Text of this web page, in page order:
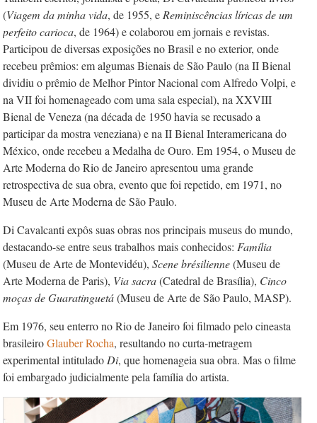
(Viagem da minha vida, de 1955, e Reminiscências líricas de um
perfeito carioca, de 1964) e colaborou em jornais e revistas.
Participou de diversas exposições no Brasil e no exterior, onde
recebeu prêmios: em algumas Bienais de São Paulo (na II Bienal
dividiu o prêmio de Melhor Pintor Nacional com Alfredo Volpi, e
na VII foi homenageado com uma sala especial), na XXVIII
Bienal de Veneza (na década de 1950 havia se recusado a
participar da mostra veneziana) e na II Bienal Interamericana do
México, onde recebeu a Medalha de Ouro. Em 1954, o Museu de
Arte Moderna do Rio de Janeiro apresentou uma grande
retrospectiva de sua obra, evento que foi repetido, em 1971, no
Museu de Arte Moderna de São Paulo.
Di Cavalcanti expôs suas obras nos principais museus do mundo,
destacando-se entre seus trabalhos mais conhecidos: Família
(Museu de Arte de Montevidéu), Scene brésilienne(Museu de
Arte Moderna de Paris), Via sacra(Catedral de Brasília), Cinco
moças de Guaratinguetá(Museu de Arte de São Paulo, MASP).
Em 1976, seu enterro no Rio de Janeiro foi filmado pelo cineasta
brasileiroGlauber Rocha, resultando no curta-metragem
experimental intitulado Di, que homenageia sua obra. Mas o filme
foi embargado judicialmente pela família do artista.